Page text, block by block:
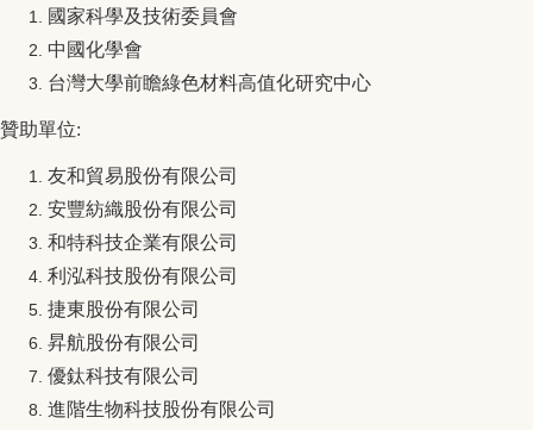
國家科學及技術委員會
中國化學會
台灣大學前瞻綠色材料高值化研究中心
贊助單位:
友和貿易股份有限公司
安豐紡織股份有限公司
和特科技企業有限公司
利泓科技股份有限公司
捷東股份有限公司
昇航股份有限公司
優鈦科技有限公司
進階生物科技股份有限公司